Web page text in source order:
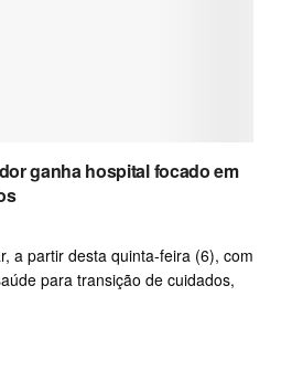
ganha hospital focado em
a partir desta quinta-feira (6), com
para transição de cuidados,